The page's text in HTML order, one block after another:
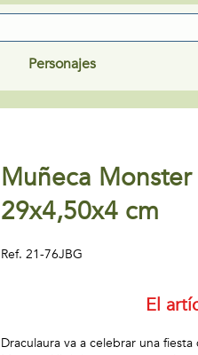
Personajes
Muñeca
29x4,50x4 cm
Ref. 21-76JBG
El
Draculaura va a celebrar una